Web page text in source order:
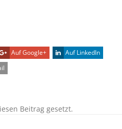
Auf Google+
Auf LinkedIn
Beitrag gesetzt.